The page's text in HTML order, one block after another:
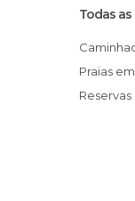
Todas
Praias